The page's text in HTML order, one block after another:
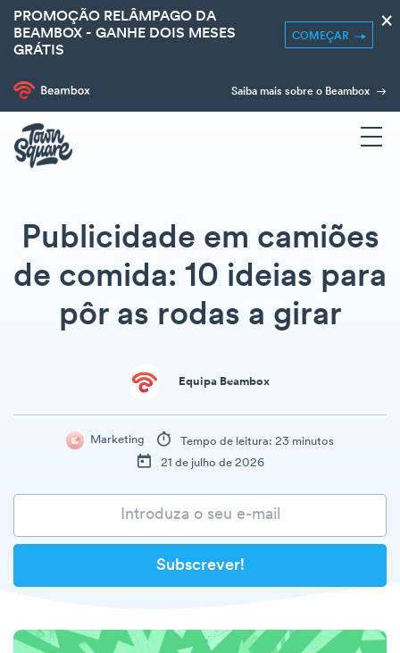
PROMOÇÃO RELÂMPAGO DA
BEAMBOX - GANHE DOIS MESES
GRÁTIS
COMEÇAR
×
Saiba mais sobre o Beambox
Publicidade em camiões
de comida: 10 ideias para
pôr as rodas a girar
Equipa Beambox
Marketing
Tempo de leitura: 23 minutos
21 de julho de 2026